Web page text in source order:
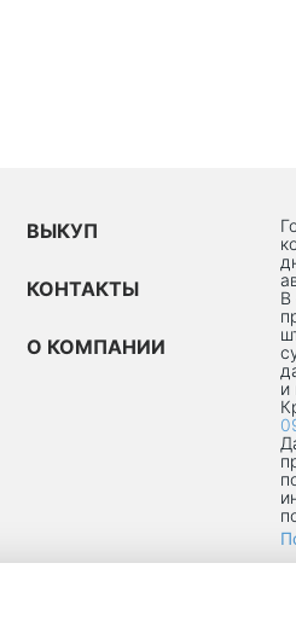
ВЫКУП
КОНТАКТЫ
О КОМПАНИИ
В
и
УЛ 8-Я ТЕКСТИЛЬЩИКОВ, Д.